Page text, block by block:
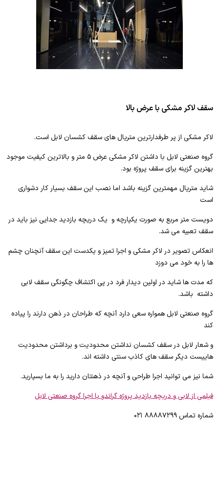
سقف لاکر مشکی با عرض بالا
لاکر مشکی از پر طرفدارترین متریال های سقف کشسان لابل است.
گروه صنعتی لابل با داشتن لاکر مشکی عرض ۵ متر و بالاترین کیفیت موجود
بهترین گزینه برای سقف پروژه بود.
شاید متریال مهمترین گزینه باشد اما نصب این سقف بسیار کار دشواری
است
دویست متر مربع به صورت یکپارچه و یک دریچه بازدید جدایی نیز باید در
سقف تعبیه می شد.
انعکاس تصویر در لاکر مشکی و اجرا تمیز و یکدست این سقف آنچنان چشم
ها را به خود می دوزد
که مدت ها شاید در اولین دیدار فرد در پی اکتشاف چگونگی سقف لابی
داشته باشد.
گروه صنعتی لابل همواره سعی دارد آنچه که طراحان در ذهن دارند را پیاده
کند
و شعار لابل در سقف کشسان نداشتن محدودیت و برداشتن محدودیت
هاییست دیگر سقف های کاذب سنتی داشته اند.
شما نیز می توانید اجرا طراحی و آنچه در ذهنتان دارید را به ما بسپارید.
فیلمی از لابی و دریچه بازدید پروژه گراندو با اجرا گروه صنعتی لابل
شماره تماس ۸۸۸۸۷۲۹۹ ۰۲۱